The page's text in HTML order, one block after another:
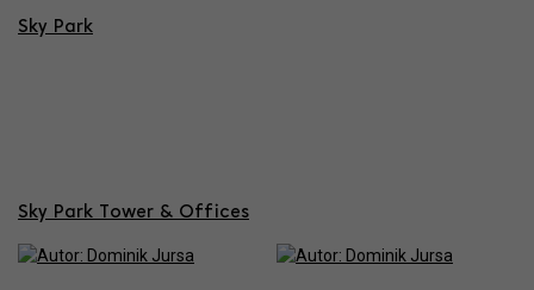
Sky Park
Sky Park Tower & Offices